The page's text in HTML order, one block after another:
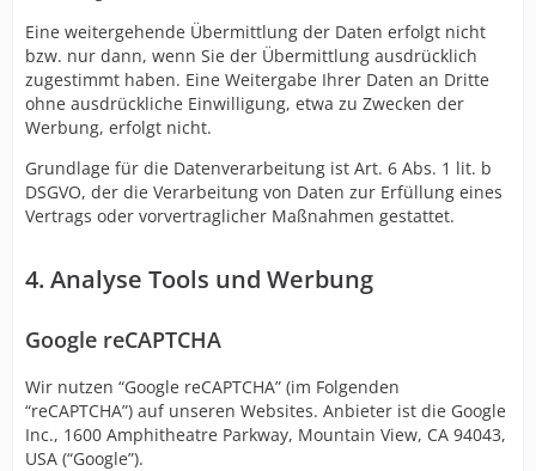
Eine weitergehende Übermittlung der Daten erfolgt nicht
bzw. nur dann, wenn Sie der Übermittlung ausdrücklich
zugestimmt haben. Eine Weitergabe Ihrer Daten an Dritte
ohne ausdrückliche Einwilligung, etwa zu Zwecken der
Werbung, erfolgt nicht.
Grundlage für die Datenverarbeitung ist Art. 6 Abs. 1 lit. b
DSGVO, der die Verarbeitung von Daten zur Erfüllung eines
Vertrags oder vorvertraglicher Maßnahmen gestattet.
4. Analyse Tools und Werbung
Google reCAPTCHA
Wir nutzen “Google reCAPTCHA” (im Folgenden
“reCAPTCHA”) auf unseren Websites. Anbieter ist die Google
Inc., 1600 Amphitheatre Parkway, Mountain View, CA 94043,
USA (“Google”).